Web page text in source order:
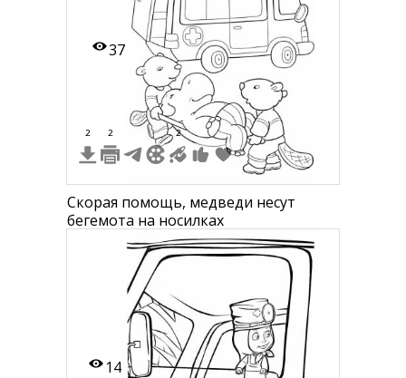
37
2 2 2
Скорая помощь, медведи несут
бегемота на носилках
14